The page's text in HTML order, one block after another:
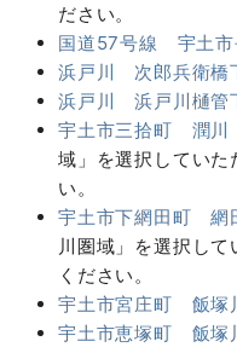
ださい。
国道57号線 宇土市
浜戸川 次郎兵衛橋
浜戸川 浜戸川樋管
宇土市三拾町 潤川
域」を選択していた
い。
宇土市下網田町 網
川圏域」を選択し
ください。
宇土市宮庄町 飯塚
宇土市恵塚町 飯塚